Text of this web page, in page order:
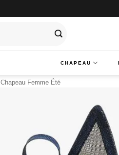
CHAPEAU
Chapeau Femme Été